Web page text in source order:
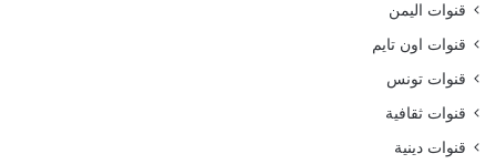
قنوات اليمن
قنوات اون تايم
قنوات تونس
قنوات ثقافية
قنوات دينية